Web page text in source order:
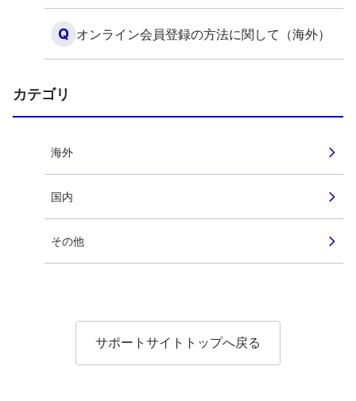
Q オンライン会員登録の方法に関して（海外）
カテゴリ
海外
国内
その他
サポートサイトトップへ戻る